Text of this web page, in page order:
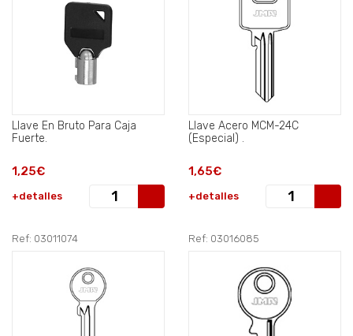
Llave En Bruto Para Caja
Fuerte.
1,25€
+detalles
Llave Acero MCM-24C
(Especial) .
1,65€
+detalles
Ref: 03011074 Ref: 03016085